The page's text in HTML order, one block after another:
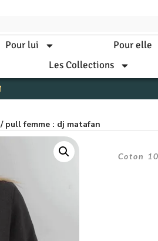
Pour lui Pour elle
Les Collections
/ pull femme : dj matafan
Coton